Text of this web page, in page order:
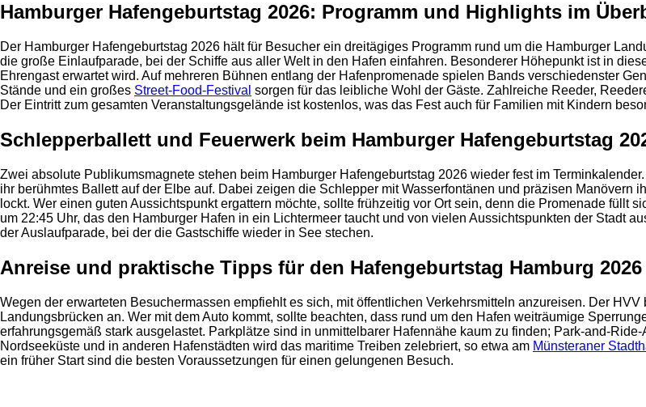
Hamburger Hafengeburtstag 2026: Programm und Highlights im
Der Hamburger Hafengeburtstag 2026 hält für Besucher ein dreitägiges Programm rund um die Hamburger
die große Einlaufparade, bei der Schiffe aus aller Welt in den Hafen einfahren. Besonderer Höhepunkt ist in
Ehrengast erwartet wird. Auf mehreren Bühnen entlang der Hafenpromenade spielen Bands verschiedenster
Stände und ein großes Street-Food-Festival sorgen für das leibliche Wohl der Gäste. Zahlreiche Reeder,
Der Eintritt zum gesamten Veranstaltungsgelände ist kostenlos, was das Fest auch für Familien mit Kindern
Schlepperballett und Feuerwerk beim Hamburger Hafengeburtstag
Zwei absolute Publikumsmagnete stehen beim Hamburger Hafengeburtstag 2026 wieder fest im
ihr berühmtes Ballett auf der Elbe auf. Dabei zeigen die Schlepper mit Wasserfontänen und präzisen
lockt. Wer einen guten Aussichtspunkt ergattern möchte, sollte frühzeitig vor Ort sein, denn die Promenade füllt
um 22:45 Uhr, das den Hamburger Hafen in ein Lichtermeer taucht und von vielen Aussichtspunkten der Stadt
der Auslaufparade, bei der die Gastschiffe wieder in See stechen.
Anreise und praktische Tipps für den Hafengeburtstag Hamburg 2026
Wegen der erwarteten Besuchermassen empfiehlt es sich, mit öffentlichen Verkehrsmitteln anzureisen. Der
Landungsbrücken an. Wer mit dem Auto kommt, sollte beachten, dass rund um den Hafen weiträumige
erfahrungsgemäß stark ausgelastet. Parkplätze sind in unmittelbarer Hafennähe kaum zu finden; Park-and-
Nordseeküste und in anderen Hafenstädten wird das maritime Treiben zelebriert, so etwa am Münsteraner
ein früher Start sind die besten Voraussetzungen für einen gelungenen Besuch.